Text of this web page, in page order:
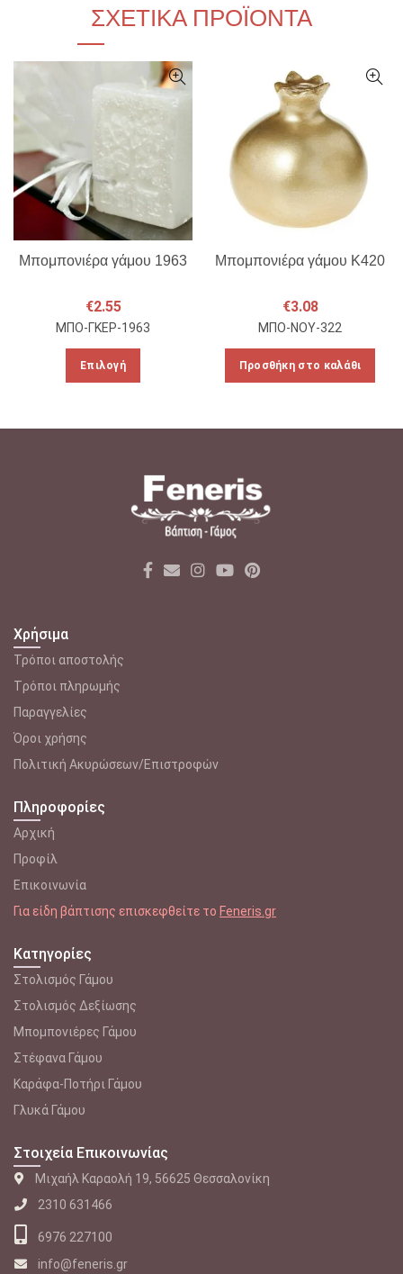
ΣΧΕΤΙΚΆ ΠΡΟΪΌΝΤΑ
Μπομπονιέρα γάμου 1963
€2.55
ΜΠΟ-ΓΚΕΡ-1963
Επιλογή
Οι
επιλογές
μπορούν
στη
Μπομπονιέρα γάμου Κ420
€3.08
ΜΠΟ-ΝΟΥ-322
Προσθήκη στο καλάθι
Χρήσιμα
Τρόποι αποστολής
Tρόποι πληρωμής
Παραγγελίες
Όροι χρήσης
Πολιτική Ακυρώσεων/Επιστροφών
Πληροφορίες
Αρχική
Προφίλ
Επικοινωνία
Για είδη βάπτισης επισκεφθείτε το Feneris.gr
Κατηγορίες
Στολισμός Γάμου
Στολισμός Δεξίωσης
Μπομπονιέρες Γάμου
Στέφανα Γάμου
Καράφα-Ποτήρι Γάμου
Γλυκά Γάμου
Στοιχεία Επικοινωνίας
Μιχαήλ Καραολή 19, 56625 Θεσσαλονίκη
2310 631466
6976 227100
info@feneris.gr